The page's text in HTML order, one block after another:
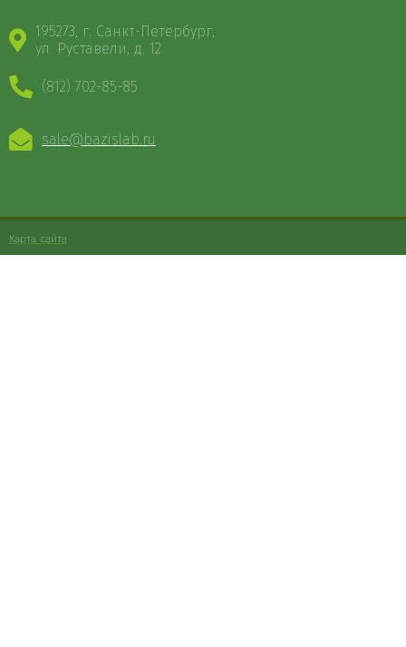
195273, г. Санкт-Петербург,
ул. Руставели, д. 12
(812) 702-85-85
sale@bazislab.ru
Карта сайта